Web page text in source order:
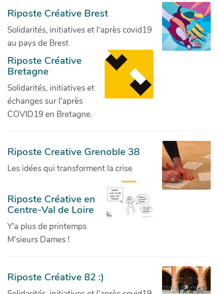
Riposte Créative Brest
Solidarités, initiatives et l'après covid19
au pays de Brest
Riposte Créative
Bretagne
Solidarités, initiatives et
échanges sur l'après
COVID19 en Bretagne.
Riposte Creative Grenoble 38
Les idées qui transforment la crise
Riposte Créative en
Centre-Val de Loire
Y'a plus de printemps
M'sieurs Dames !
Riposte Créative 82 :)